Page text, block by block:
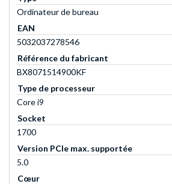
Ordinateur de bureau
EAN
5032037278546
Référence du fabricant
BX8071514900KF
Type de processeur
Core i9
Socket
1700
Version PCIe max. supportée
5.0
Cœur